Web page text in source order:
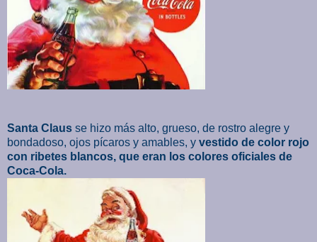
Santa Claus se hizo más alto, grueso, de rostro alegre y
bondadoso, ojos pícaros y amables, y vestido de color rojo
con ribetes blancos, que eran los colores oficiales de
Coca-Cola.